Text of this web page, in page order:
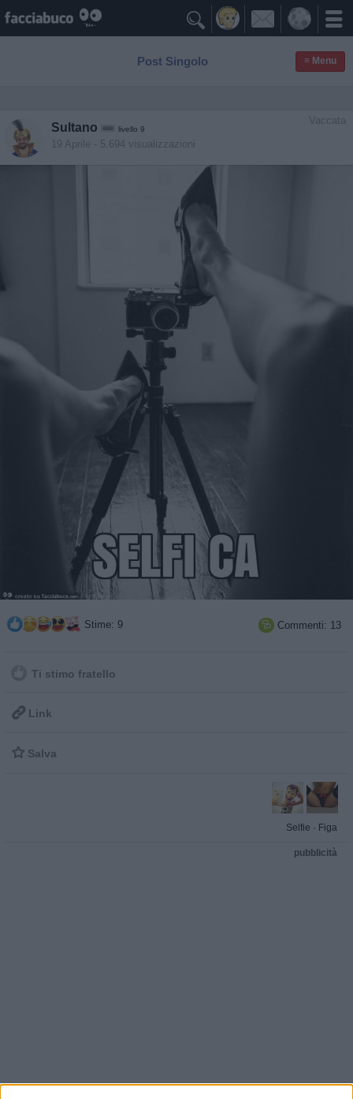

Post Singolo ≡ Menu
Vaccata
Sultano livello 9
19 Aprile - 5.694 visualizzazioni
Stime: 9  Commenti: 13
Ti stimo fratello
 Link
 Salva
Selfie · Figa
pubblicità